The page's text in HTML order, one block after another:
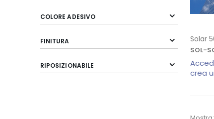
Solar
SOL-
crea
COLORE ADESIVO
FINITURA
RIPOSIZIONABILE